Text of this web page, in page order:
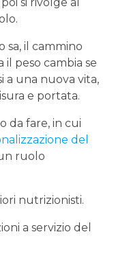
sa, il cammino
peso cambia se
a una nuova vita,
e portata.
da fare, in cui
del
ruolo
nutrizionisti.
a servizio del